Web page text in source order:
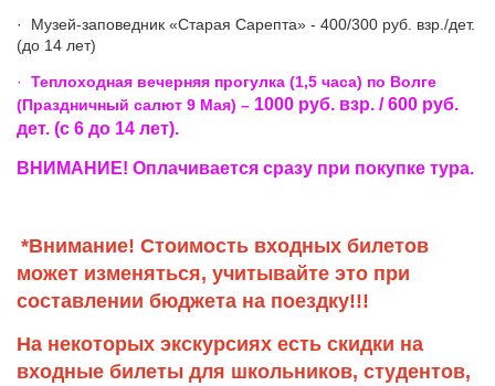
· Музей-заповедник «Старая Сарепта» - 400/300 руб. взр./дет.
(до 14 лет)
· Теплоходная вечерняя прогулка (1,5 часа) по Волге
(Праздничный салют 9 Мая) – 1000 руб. взр. / 600 руб.
дет. (с 6 до 14 лет).
ВНИМАНИЕ! Оплачивается сразу при покупке тура.
*Внимание! Стоимость входных билетов
может изменяться, учитывайте это при
составлении бюджета на поездку!!!
На некоторых экскурсиях есть скидки на
входные билеты для школьников, студентов,